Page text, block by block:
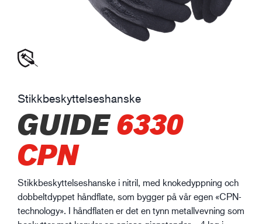
Stikkbeskyttelseshanske
GUIDE6330
CPN
Stikkbeskyttelseshanske i nitril, med knokedyppning och
dobbeltdyppet håndflate, som bygger på vår egen «CPN-
technology». I håndflaten er det en tynn metallvevning som